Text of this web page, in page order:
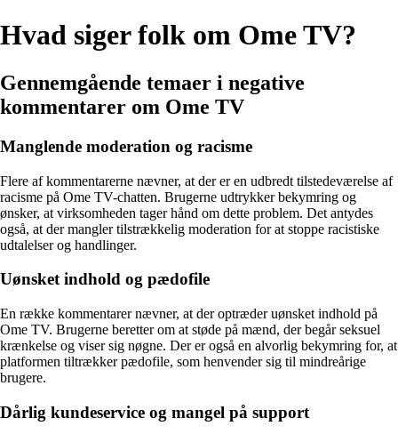
Hvad siger folk om Ome TV?
Gennemgående temaer i negative
kommentarer om Ome TV
Manglende moderation og racisme
Flere af kommentarerne nævner, at der er en udbredt tilstedeværelse af
racisme på Ome TV-chatten. Brugerne udtrykker bekymring og
ønsker, at virksomheden tager hånd om dette problem. Det antydes
også, at der mangler tilstrækkelig moderation for at stoppe racistiske
udtalelser og handlinger.
Uønsket indhold og pædofile
En række kommentarer nævner, at der optræder uønsket indhold på
Ome TV. Brugerne beretter om at støde på mænd, der begår seksuel
krænkelse og viser sig nøgne. Der er også en alvorlig bekymring for, at
platformen tiltrækker pædofile, som henvender sig til mindreårige
brugere.
Dårlig kundeservice og mangel på support